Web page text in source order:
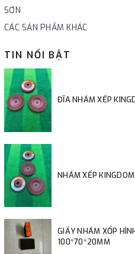
SƠN
CÁC SẢN PHẨM KHÁC
TIN NỔI BẬT
ĐĨA NHÁM XẾP
NHÁM XẾP
GIẤY NHÁM XỐP
100*70*20MM